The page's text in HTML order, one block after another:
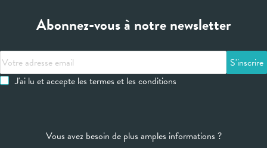
Abonnez-vous à notre newsletter
Votre
adresse
emailJ'ai lu et accepte les termes et les conditions
Vous avez besoin de plus amples informations ?